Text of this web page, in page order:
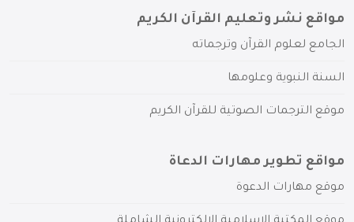
مواقع نشر وتعليم القرآن الكريم
الجامع لعلوم القرآن وترجماته
السنة النبوية وعلومها
موقع الترجمات الصوتية للقرآن الكريم
مواقع تطوير مهارات الدعاة
موقع مهارات الدعوة